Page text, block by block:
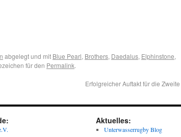
abgelegt und mit Blue Pearl, Brothers, Daedalus, Elphinstone,
für den Permalink.
Erfolgreicher Auftakt für die Zweite
Aktuelles:
Unterwasserrugby Blog